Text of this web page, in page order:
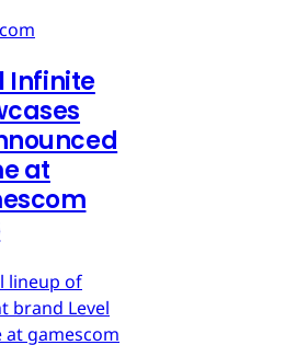
Infinite
at
lineup of
brand Level
gamescom